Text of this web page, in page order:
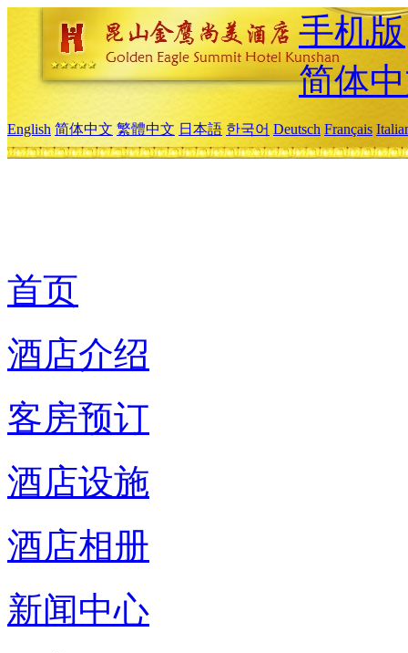
手机版
简体
English 简体中文 繁體中文 日本語 한국어 Deutsch Français
首页
酒店介绍
客房预订
酒店设施
酒店相册
新闻中心